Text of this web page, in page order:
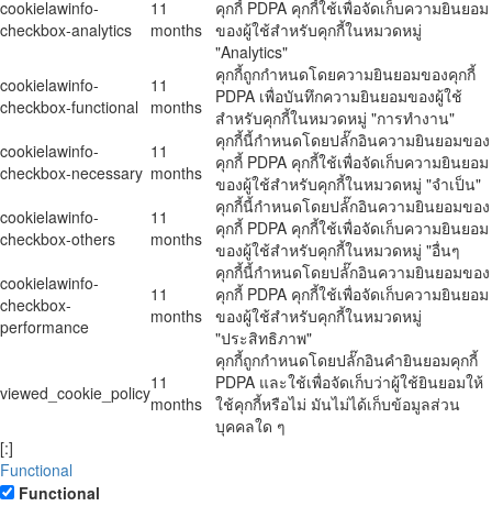
cookielawinfo-
checkbox-analytics
11
months
คุกกี้ PDPA คุกกี้ใช้เพื่อจัดเก็บความยินยอม
ของผู้ใช้สำหรับคุกกี้ในหมวดหมู่
"Analytics"
cookielawinfo-
checkbox-functional
11
months
คุกกี้ถูกกำหนดโดยความยินยอมของคุกกี้
PDPA เพื่อบันทึกความยินยอมของผู้ใช้
สำหรับคุกกี้ในหมวดหมู่ "การทำงาน"
cookielawinfo-
checkbox-necessary
11
months
คุกกี้นี้กำหนดโดยปลั๊กอินความยินยอมของ
คุกกี้ PDPA คุกกี้ใช้เพื่อจัดเก็บความยินยอม
ของผู้ใช้สำหรับคุกกี้ในหมวดหมู่ "จำเป็น"
cookielawinfo-
checkbox-others
11
months
คุกกี้นี้กำหนดโดยปลั๊กอินความยินยอมของ
คุกกี้ PDPA คุกกี้ใช้เพื่อจัดเก็บความยินยอม
ของผู้ใช้สำหรับคุกกี้ในหมวดหมู่ "อื่นๆ
cookielawinfo-
checkbox-
performance
11
months
คุกกี้นี้กำหนดโดยปลั๊กอินความยินยอมของ
คุกกี้ PDPA คุกกี้ใช้เพื่อจัดเก็บความยินยอม
ของผู้ใช้สำหรับคุกกี้ในหมวดหมู่
"ประสิทธิภาพ"
viewed_cookie_policy11
months
คุกกี้ถูกกำหนดโดยปลั๊กอินคำยินยอมคุกกี้
PDPA และใช้เพื่อจัดเก็บว่าผู้ใช้ยินยอมให้
ใช้คุกกี้หรือไม่ มันไม่ได้เก็บข้อมูลส่วน
บุคคลใด ๆ
[:]
Functional
Functional